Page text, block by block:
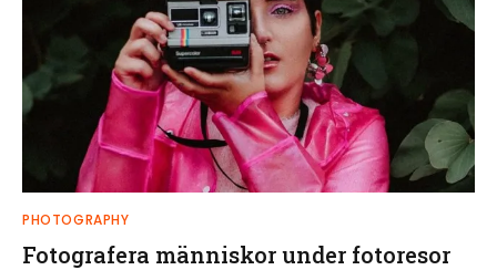
PHOTOGRAPHY
Fotografera människor under fotoresor